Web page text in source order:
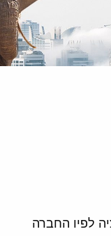
אופציה לפיו החברה